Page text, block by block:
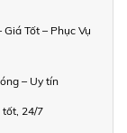
Tốt – Phục Vụ
– Uy tín
tốt, 24/7